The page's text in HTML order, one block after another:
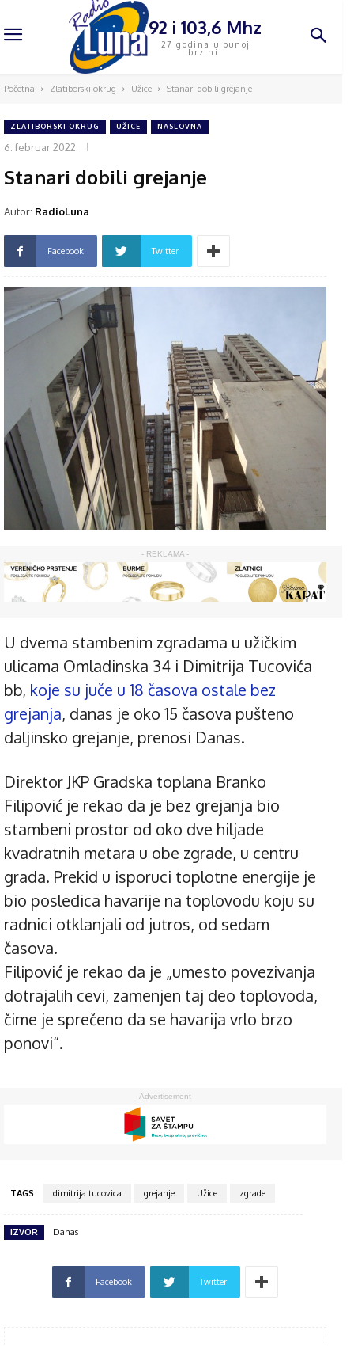
92 i 103,6 Mhz
27 godina u punoj
brzini!
Početna Zlatiborski okrug Užice Stanari dobili grejanje
ZLATIBORSKI OKRUG UŽICE NASLOVNA
6. februar 2022.
Stanari dobili grejanje
Autor: RadioLuna
Facebook Twitter
- REKLAMA -
U dvema stambenim zgradama u užičkim
ulicama Omladinska 34 i Dimitrija Tucovića
bb, koje su juče u 18 časova ostale bez
grejanja, danas je oko 15 časova pušteno
daljinsko grejanje, prenosi Danas.
Direktor JKP Gradska toplana Branko
Filipović je rekao da je bez grejanja bio
stambeni prostor od oko dve hiljade
kvadratnih metara u obe zgrade, u centru
grada. Prekid u isporuci toplotne energije je
bio posledica havarije na toplovodu koju su
radnici otklanjali od jutros, od sedam
časova.
Filipović je rekao da je „umesto povezivanja
dotrajalih cevi, zamenjen taj deo toplovoda,
čime je sprečeno da se havarija vrlo brzo
ponovi“.
- Advertisement -
TAGS dimitrija tucovica grejanje Užice zgrade
IZVOR Danas
Facebook Twitter